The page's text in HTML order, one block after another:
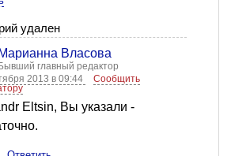
удален
Марианна Власова
главный редактор
2013 в 09:44
Сообщить
Eltsin, Вы указали -